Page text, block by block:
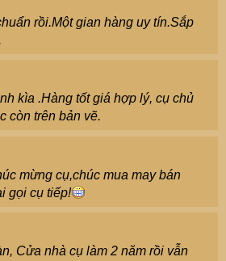
rồi.Một gian hàng uy tín.Sắp
kìa .Hàng tốt giá hợp lý, cụ chủ
còn trên bản vẽ.
mừng cụ,chúc mua may bán
gọi cụ tiếp!
Cửa nhà cụ làm 2 năm rồi vẫn